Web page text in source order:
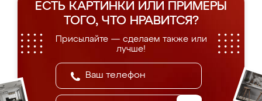
ЕСТЬ КАРТИНКИ ИЛИ ПРИМЕРЫ
ТОГО, ЧТО НРАВИТСЯ?
Присылайте — сделаем также или
лучше!